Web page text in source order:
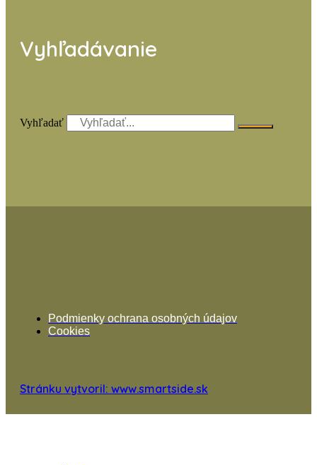
Vyhľadávanie
Vyhľadať
Podmienky ochrana osobných údajov
Cookies
Stránku vytvoril: www.smartside.sk